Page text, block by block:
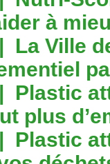
à
La Ville
Plastic
plus
Plastic